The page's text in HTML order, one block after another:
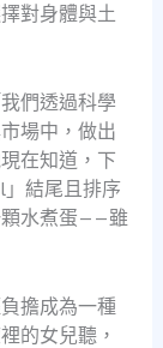
對身體與土
們透過科學
場中，做出
在知道，下
結尾且排序
顆水煮蛋——雖
擔成為一種
的女兒聽，